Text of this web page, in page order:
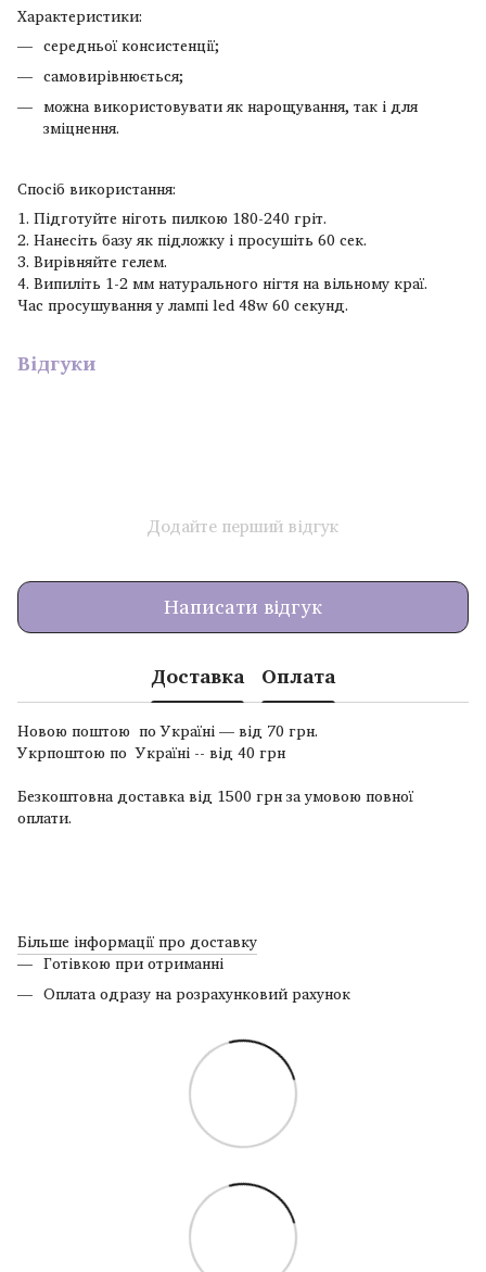
Характеристики:
середньої консистенції;
самовирівнюється;
можна використовувати як нарощування, так і для
зміцнення.
Спосіб використання:
1. Підготуйте ніготь пилкою 180-240 гріт.
2. Нанесіть базу як підложку і просушіть 60 сек.
3. Вирівняйте гелем.
4. Випиліть 1-2 мм натурального нігтя на вільному краї.
Час просушування у лампі led 48w 60 секунд.
Відгуки
Додайте перший відгук
Написати відгук
Доставка Оплата
Новою поштою по Україні — від 70 грн.
Укрпоштою по Україні -- від 40 грн
Безкоштовна доставка від 1500 грн за умовою повної
оплати.
Більше інформації про доставку
Готівкою при отриманні
Оплата одразу на розрахунковий рахунок